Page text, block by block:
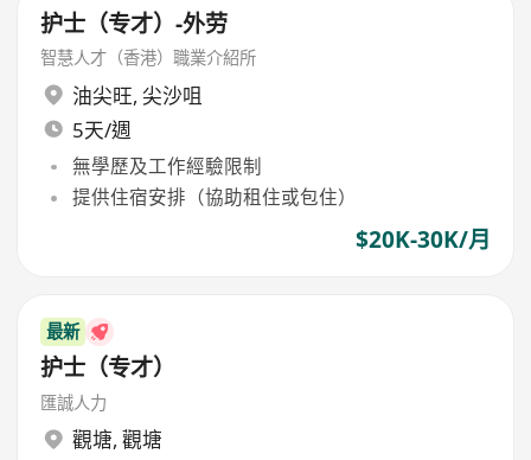
护士（专才）-外劳
智慧人才（香港）職業介紹所
油尖旺, 尖沙咀
5天/週
無學歷及工作經驗限制
提供住宿安排（協助租住或包住）
$20K-30K/月
最新
护士（专才）
匯誠人力
觀塘, 觀塘